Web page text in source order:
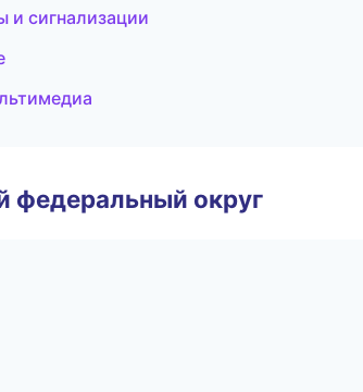
сигнализации
федеральный округ